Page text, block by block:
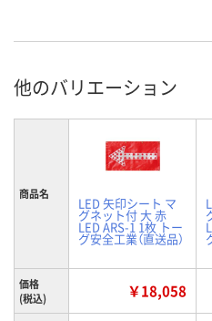
他のバリエーション
商品名
LED 矢印シート マ
グネット付 大 赤
LED ARS-1 1枚 トー
グ安全工業（直送品）
価格
(税込)
￥18,058